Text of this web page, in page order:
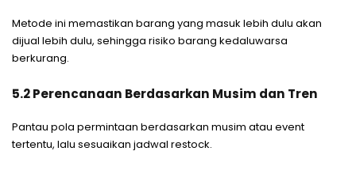
Metode ini memastikan barang yang masuk lebih dulu akan
dijual lebih dulu, sehingga risiko barang kedaluwarsa
berkurang.
5.2 Perencanaan Berdasarkan Musim dan Tren
Pantau pola permintaan berdasarkan musim atau event
tertentu, lalu sesuaikan jadwal restock.